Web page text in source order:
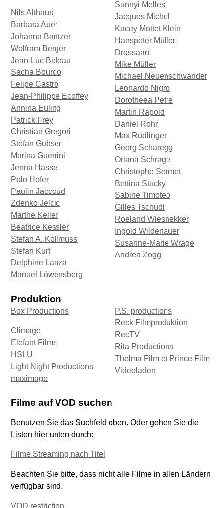
Nils Althaus
Barbara Auer
Johanna Bantzer
Wolfram Berger
Jean-Luc Bideau
Sacha Bourdo
Felipe Castro
Jean-Philippe Ecoffey
Annina Euling
Patrick Frey
Christian Gregori
Stefan Gubser
Marina Guerrini
Jenna Hasse
Polo Hofer
Paulin Jaccoud
Zdenko Jelcic
Marthe Keller
Beatrice Kessler
Stefan A. Kollmuss
Stefan Kurt
Delphine Lanza
Manuel Löwensberg
Sunnyi Melles
Jacques Michel
Kacey Mottet Klein
Hanspeter Müller-
Drossaart
Mike Müller
Michael Neuenschwander
Leonardo Nigro
Dorotheea Petre
Martin Rapold
Daniel Rohr
Max Rüdlinger
Georg Scharegg
Oriana Schrage
Christophe Sermet
Bettina Stucky
Sabine Timoteo
Gilles Tschudi
Roeland Wiesnekker
Ingold Wildenauer
Susanne-Marie Wrage
Andrea Zogg
Produktion
Box Productions
Climage
Elefant Films
HSLU
Light Night Productions
maximage
P.S. productions
Reck Filmproduktion
RecTV
Rita Productions
Thelma Film et Prince Film
Videoladen
Filme auf VOD suchen
Benutzen Sie das Suchfeld oben. Oder gehen Sie die
Listen hier unten durch:
Filme Streaming nach Titel
Beachten Sie bitte, dass nicht alle Filme in allen Ländern
verfügbar sind.
VOD restriction